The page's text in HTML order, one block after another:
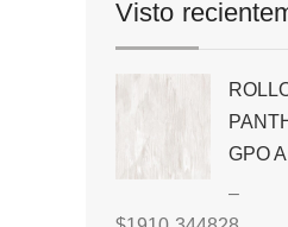
Visto
GPO A
–